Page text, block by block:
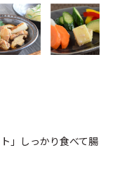
」しっかり食べて腸